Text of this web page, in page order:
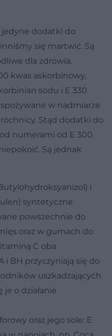
dodatki do
się martwić. Są
dla zdrowia.
kwas askorbinowy,
sodu i E 330
w nadmiarze
Stąd dodatki do
numerami od E 300
Są jednak
i
syntetyczne
powszechnie do
oraz w gumach do
C oba
i BH przyczyniają się do
uszkadzających
o działanie
oraz jego sole: E